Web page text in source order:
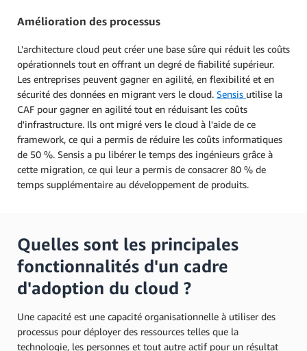
Amélioration des processus
L'architecture cloud peut créer une base sûre qui réduit les coûts
opérationnels tout en offrant un degré de fiabilité supérieur.
Les entreprises peuvent gagner en agilité, en flexibilité et en
sécurité des données en migrant vers le cloud. Sensis utilise la
CAF pour gagner en agilité tout en réduisant les coûts
d'infrastructure. Ils ont migré vers le cloud à l'aide de ce
framework, ce qui a permis de réduire les coûts informatiques
de 50 %. Sensis a pu libérer le temps des ingénieurs grâce à
cette migration, ce qui leur a permis de consacrer 80 % de
temps supplémentaire au développement de produits.
Quelles sont les principales
fonctionnalités d'un cadre
d'adoption du cloud ?
Une capacité est une capacité organisationnelle à utiliser des
processus pour déployer des ressources telles que la
technologie, les personnes et tout autre actif pour un résultat